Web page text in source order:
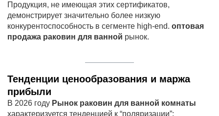
Продукция, не имеющая этих сертификатов,
демонстрирует значительно более низкую
конкурентоспособность в сегменте high-end. оптовая
продажа раковин для ванной рынок.
Тенденции ценообразования и маржа
прибыли
В 2026 году Рынок раковин для ванной комнаты
характеризуется тенденцией к “поляризации”: